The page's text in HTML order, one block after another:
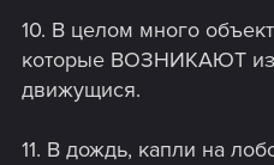
10. В целом много
которые ВОЗНИКАЮТ из
движущися.
11. В дождь, капли на